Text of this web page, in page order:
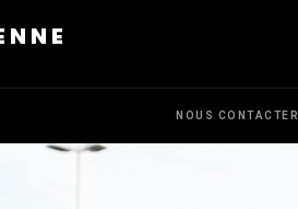
NOUS CONTACTER